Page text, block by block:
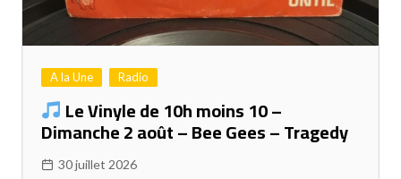
A la Une Radio
Le Vinyle de 10h moins 10 –
Dimanche 2 août – Bee Gees – Tragedy
30 juillet 2026